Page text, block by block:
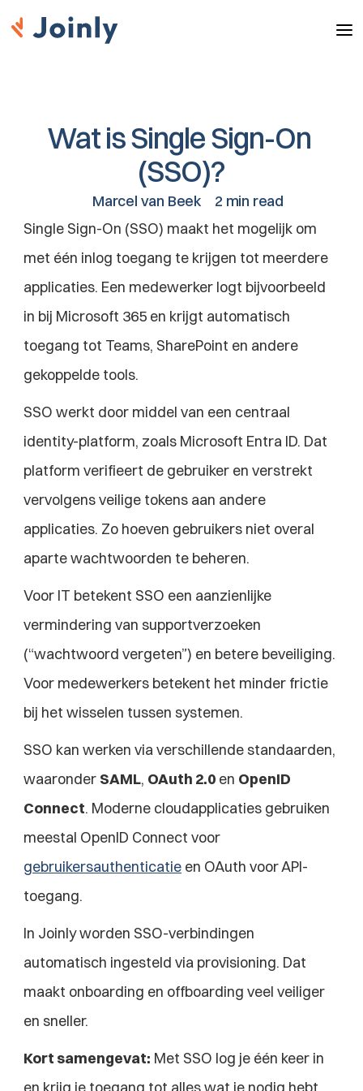
Wat is Single Sign-On
(SSO)?
Marcel van Beek
2 min read
Single Sign-On (SSO) maakt het mogelijk om
met één inlog toegang te krijgen tot meerdere
applicaties. Een medewerker logt bijvoorbeeld
in bij Microsoft 365 en krijgt automatisch
toegang tot Teams, SharePoint en andere
gekoppelde tools.
SSO werkt door middel van een centraal
identity-platform, zoals Microsoft Entra ID. Dat
platform verifieert de gebruiker en verstrekt
vervolgens veilige tokens aan andere
applicaties. Zo hoeven gebruikers niet overal
aparte wachtwoorden te beheren.
Voor IT betekent SSO een aanzienlijke
vermindering van supportverzoeken
(“wachtwoord vergeten”) en betere beveiliging.
Voor medewerkers betekent het minder frictie
bij het wisselen tussen systemen.
SSO kan werken via verschillende standaarden,
waaronder SAML, OAuth 2.0 en OpenID
Connect. Moderne cloudapplicaties gebruiken
gebruikersauthenticatie en OAuth voor API-
toegang.
In Joinly worden SSO-verbindingen
automatisch ingesteld via provisioning. Dat
maakt onboarding en offboarding veel veiliger
en sneller.
Kort samengevat: Met SSO log je één keer in